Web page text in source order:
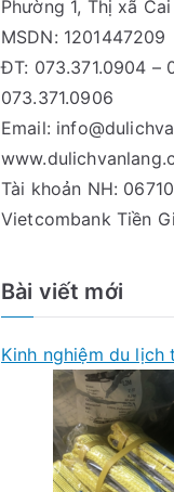
Phường 1, Thị xã
MSDN: 1201447209
ĐT: 073.371.0904 –
073.371.0906
Email:
Tài khoản NH:
Vietcombank Tiền
Bài viết mới
Kinh nghiệm du